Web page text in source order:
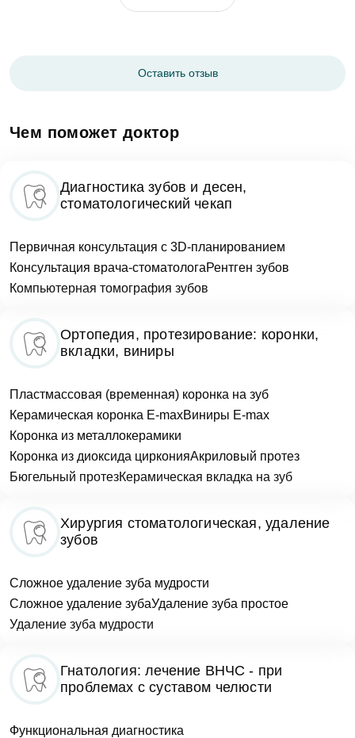
Оставить отзыв
Чем поможет доктор
Диагностика зубов и десен,
стоматологический чекап
Первичная консультация с 3D-планированием
Консультация врача-стоматологаРентген зубов
Компьютерная томография зубов
Ортопедия, протезирование: коронки,
вкладки, виниры
Пластмассовая (временная) коронка на зуб
Керамическая коронка E-maxВиниры E-max
Коронка из металлокерамики
Коронка из диоксида цирконияАкриловый протез
Бюгельный протезКерамическая вкладка на зуб
Хирургия стоматологическая, удаление
зубов
Сложное удаление зуба мудрости
Сложное удаление зубаУдаление зуба простое
Удаление зуба мудрости
Гнатология: лечение ВНЧС - при
проблемах с суставом челюсти
Функциональная диагностика
данных
Согласен наобработку персональных
Отправить
Согласен наобработку персональных
данных
Отправить
Мы свяжемся с вами в ближайшее время